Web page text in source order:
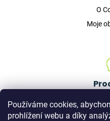
Používáme cookies,
prohlížení webu a díky
O
Moje